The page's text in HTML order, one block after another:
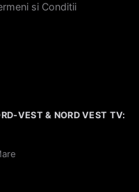
si Conditii
VEST & NORD VEST TV: